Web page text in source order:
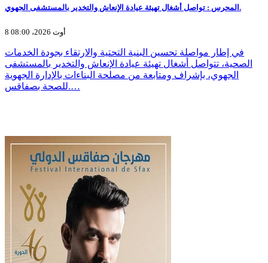
المحرس : تواصل أشغال تهيئة عيادة الإنعاش والتخدير بالمستشفى الجهوي.
8 أوت 2026، 08:00
في إطار مواصلة تحسين البنية التحتية والارتقاء بجودة الخدمات
الصحية، تتواصل أشغال تهيئة عيادة الإنعاش والتخدير بالمستشفى
الجهوي، بإشراف ومتابعة من مصلحة البناءات بالإدارة الجهوية
للصحة بصفاقس.…